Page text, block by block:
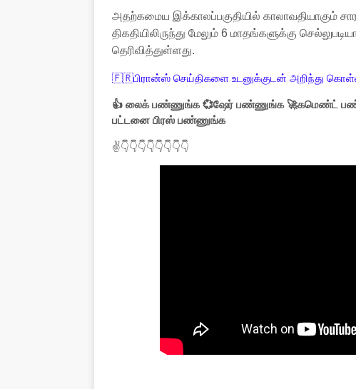
அதற்கமைய இக்காலப்பகுதியில் காலாவதியாகும்
திகதியிலிருந்து மேலும் 6 மாதங்களுக்கு
தெரிவித்துள்ளது.
🇫🇷பிரான்ஸ் செய்திகளை உடனுக்குடன் அறிந்து
👍 லைக் பண்ணுங்க 💞ஷேர் பண்ணுங்க 🚀கமெண்ட்
பட்டனை பிரஸ் பண்ணுங்க
✌👇👇👇👇👇👇👇👇